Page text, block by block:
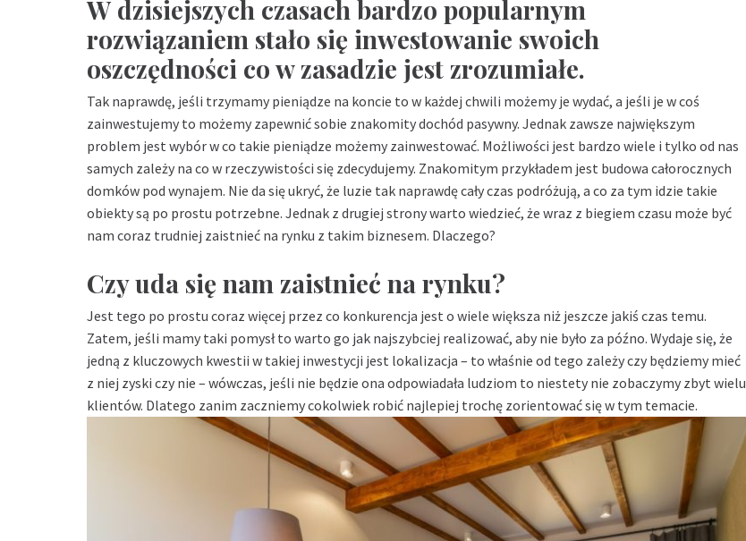
W dzisiejszych czasach bardzo popularnym
rozwiązaniem stało się inwestowanie swoich
oszczędności co w zasadzie jest zrozumiałe.
Tak naprawdę, jeśli trzymamy pieniądze na koncie to w każdej chwili możemy je wydać, a jeśli je w coś
zainwestujemy to możemy zapewnić sobie znakomity dochód pasywny. Jednak zawsze największym
problem jest wybór w co takie pieniądze możemy zainwestować. Możliwości jest bardzo wiele i tylko od nas
samych zależy na co w rzeczywistości się zdecydujemy. Znakomitym przykładem jest budowa całorocznych
domków pod wynajem. Nie da się ukryć, że luzie tak naprawdę cały czas podróżują, a co za tym idzie takie
obiekty są po prostu potrzebne. Jednak z drugiej strony warto wiedzieć, że wraz z biegiem czasu może być
nam coraz trudniej zaistnieć na rynku z takim biznesem. Dlaczego?
Czy uda się nam zaistnieć na rynku?
Jest tego po prostu coraz więcej przez co konkurencja jest o wiele większa niż jeszcze jakiś czas temu.
Zatem, jeśli mamy taki pomysł to warto go jak najszybciej realizować, aby nie było za późno. Wydaje się, że
jedną z kluczowych kwestii w takiej inwestycji jest lokalizacja – to właśnie od tego zależy czy będziemy mieć
z niej zyski czy nie – wówczas, jeśli nie będzie ona odpowiadała ludziom to niestety nie zobaczymy zbyt wielu
klientów. Dlatego zanim zaczniemy cokolwiek robić najlepiej trochę zorientować się w tym temacie.